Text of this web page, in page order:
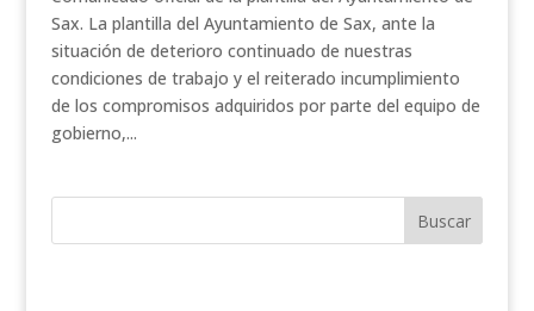
Sax. La plantilla del Ayuntamiento de Sax, ante la
situación de deterioro continuado de nuestras
condiciones de trabajo y el reiterado incumplimiento
de los compromisos adquiridos por parte del equipo de
gobierno,...